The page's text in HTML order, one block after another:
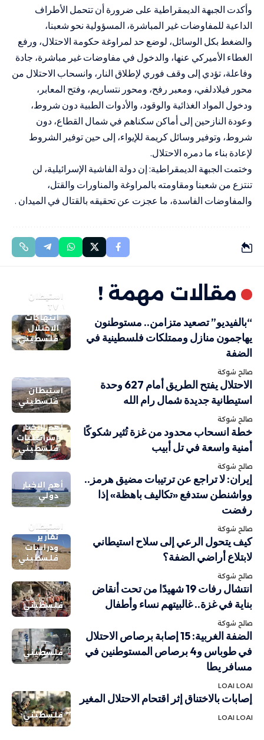
وأكدت الجبهة الديمقراطية على ضرورة أن تتحمل الأطراف
الداعية للمفاوضات غير المباشرة، المسؤولية نحو شعبنا،
والضغط بكل الوسائل، لوضع حد لمراوغة حكومة الاحتلال، ورفع
الغطاء الأميركي عنها، والدخول في مفاوضات غير مباشرة، جادة
وفاعلة، تؤدي إلى وقف فوري لإطلاق النار، وانسحاب الاحتلال من
محور فيلادلفي، ومعبر رفح، ومحور نتساريم، وفتح المعابر،
ودخول المواد الغذائية والوقود، والأدوات الطبية دون شروط،
وعودة النازحين إلى أماكن سكناهم في شمال القطاع، دون
شروط، وتوفير وسائل كريمة للإيواء، إلى حين توفير الشروط
لإعادة بناء ما دمره الاحتلال.
وختمت الجبهة الديمقراطية: إن دولة الفاشية الإسرائيلية، لن
تنتزع من شعبنا ومقاومته بالمراوغة والمناورات والقتل،
والمفاوضات الفاسدة، ما عجزت عن تحقيقه بالقتال في الميدان .
مقالات مهمة !
استيطان
TV
انتهاكات
الاحتلال
فلسطيني
“بالفيديو” تصعيد متزامن.. مستوطنون
يهاجمون منازل وممتلكات فلسطينية في
الضفة
صالح شوكة
استيطان
فلسطيني
الاحتلال يفتح الطريق أمام 627 وحدة
استيطانية جديدة شمال رام الله
صالح شوكة
أهم الاخبار
إسرائيليات
فلسطيني
خطة انسحاب محدود من غزة تُثير شكوكًا
أمنية واسعة في تل أبيب
صالح شوكة
أهم الاخبار
دولي
إيران: لا تراجع عن ترتيبات مضيق هرمز..
وواشنطن ستدفع «تكاليف باهظة» إذا
رفضت
صالح شوكة
استيطان
تقارير
ودراسات
فلسطيني
كيف يتحول الرعي إلى سلاح استيطاني
لابتلاع أراضي الضفة؟
صالح شوكة
فلسطيني
انتشال رفات 19 شهيدًا من تحت أنقاض
بناية في غزة.. غالبيتهم نساء وأطفال
صالح شوكة
فلسطيني
الضفة الغربية: 15 إصابة برصاص الاحتلال
في طوباس و4 برصاص المستوطنين في
مسافر يطا
LOAI LOAI
فلسطيني
إصابات بالاختناق إثر اقتحام الاحتلال المغير
LOAI LOAI